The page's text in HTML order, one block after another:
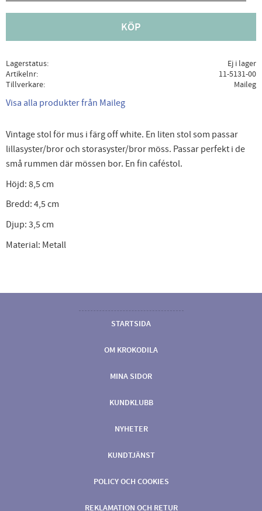
KÖP
Lagerstatus
Ej i lager
Artikelnr
11-5131-00
Tillverkare
Maileg
Visa alla produkter från Maileg
Vintage stol för mus i färg off white. En liten stol som passar
lillasyster/bror och storasyster/bror möss. Passar perfekt i de
små rummen där mössen bor. En fin caféstol.
Höjd: 8,5 cm
Bredd: 4,5 cm
Djup: 3,5 cm
Material: Metall
STARTSIDA
OM KROKODILA
MINA SIDOR
KUNDKLUBB
NYHETER
KUNDTJÄNST
POLICY OCH COOKIES
REKLAMATION OCH RETUR